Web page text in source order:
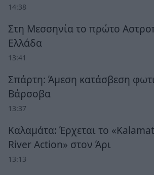
14:38
Στη Μεσσηνία το πρώτο
Ελλάδα
13:41
Σπάρτη: Άμεση κατάσβεση
Βάρσοβα
13:37
Καλαμάτα: Έρχεται το
River Action» στον Άρι
13:13